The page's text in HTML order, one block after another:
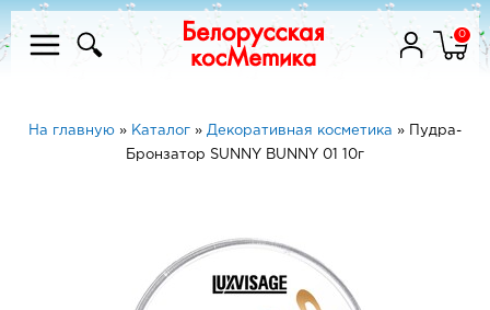
0
На главную » Каталог » Декоративная косметика »
Пудра-
Бронзатор SUNNY BUNNY 01 10г